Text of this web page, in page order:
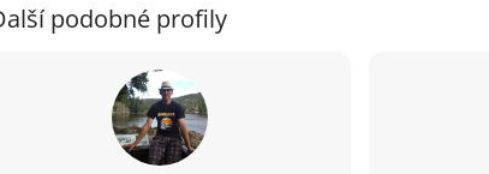
podobné profily